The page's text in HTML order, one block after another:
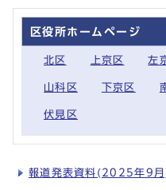
区役所ホームページ
北区 上京区 左
山科区 下京区
伏見区
報道発表資料(2025年9月